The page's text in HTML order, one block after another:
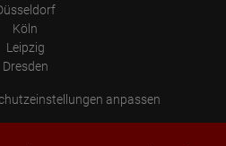
Köln
Leipzig
Dresden
anpassen